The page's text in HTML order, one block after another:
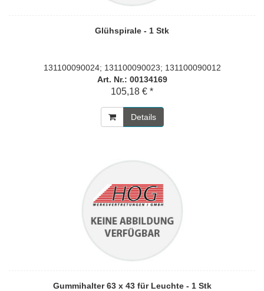
Glühspirale - 1 Stk
131100090024; 131100090023; 131100090012
Art. Nr.: 00134169
105,18 € *
Details
Gummihalter 63 x 43 für Leuchte - 1 Stk